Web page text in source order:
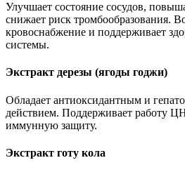
Улучшает состояние сосудов,
снижает риск тромбообразования.
кровоснабжение и поддерживает
системы.
Экстракт дерезы (ягоды годжи)
Обладает антиоксидантным и
действием. Поддерживает работу
иммунную защиту.
Экстракт готу кола